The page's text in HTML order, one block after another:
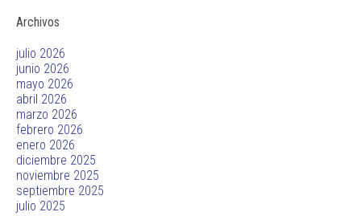
Archivos
julio 2026
junio 2026
mayo 2026
abril 2026
marzo 2026
febrero 2026
enero 2026
diciembre 2025
noviembre 2025
septiembre 2025
julio 2025